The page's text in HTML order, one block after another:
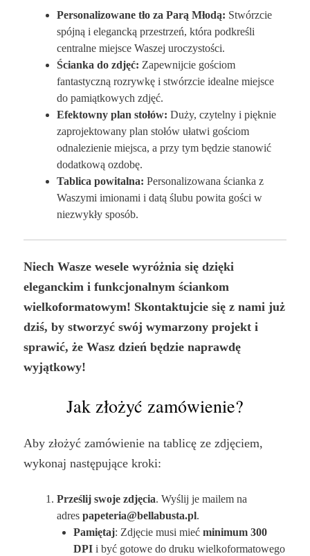
Personalizowane tło za Parą Młodą: Stwórzcie
spójną i elegancką przestrzeń, która podkreśli
centralne miejsce Waszej uroczystości.
Ścianka do zdjęć: Zapewnijcie gościom
fantastyczną rozrywkę i stwórzcie idealne miejsce
do pamiątkowych zdjęć.
Efektowny plan stołów: Duży, czytelny i pięknie
zaprojektowany plan stołów ułatwi gościom
odnalezienie miejsca, a przy tym będzie stanowić
dodatkową ozdobę.
Tablica powitalna: Personalizowana ścianka z
Waszymi imionami i datą ślubu powita gości w
niezwykły sposób.
Niech Wasze wesele wyróżnia się dzięki
eleganckim i funkcjonalnym ściankom
wielkoformatowym! Skontaktujcie się z nami już
dziś, by stworzyć swój wymarzony projekt i
sprawić, że Wasz dzień będzie naprawdę
wyjątkowy!
Jak złożyć zamówienie?
Aby złożyć zamówienie na tablicę ze zdjęciem,
wykonaj następujące kroki:
Prześlij swoje zdjęcia. Wyślij je mailem na
adres papeteria@bellabusta.pl.
Pamiętaj: Zdjęcie musi mieć minimum 300
DPI i być gotowe do druku wielkoformatowego